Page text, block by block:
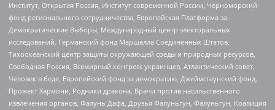
Институт, Открытая Россия, Институт современной России, Черноморский
фонд регионального сотрудничества, Европейская Платформа за
Демократические Выборы, Международный центр электоральных
исследований, Германский фонд Маршалла Соединенных Штатов,
Тихоокеанский центр защиты окружающей среды и природных ресурсов,
Свободная Россия, Всемирный конгресс украинцев, Атлантический совет,
Человек в беде, Европейский фонд за демократию, Джеймстаунский фонд,
Прожект Хармони, Родники дракона, Врачи против насильственного
извлечения органов, Фалунь Дафа, Друзья Фалуньгун, Фалуньгун, Коалиция